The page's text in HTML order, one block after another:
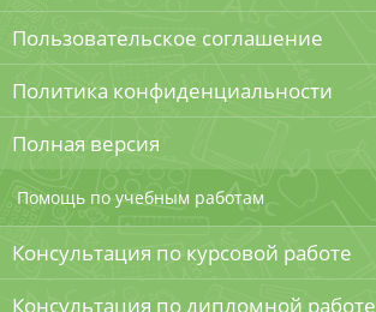
Пользовательское соглашение
Политика конфиденциальности
Полная версия
Помощь по учебным работам
Консультация по курсовой работе
Консультация по дипломной работе